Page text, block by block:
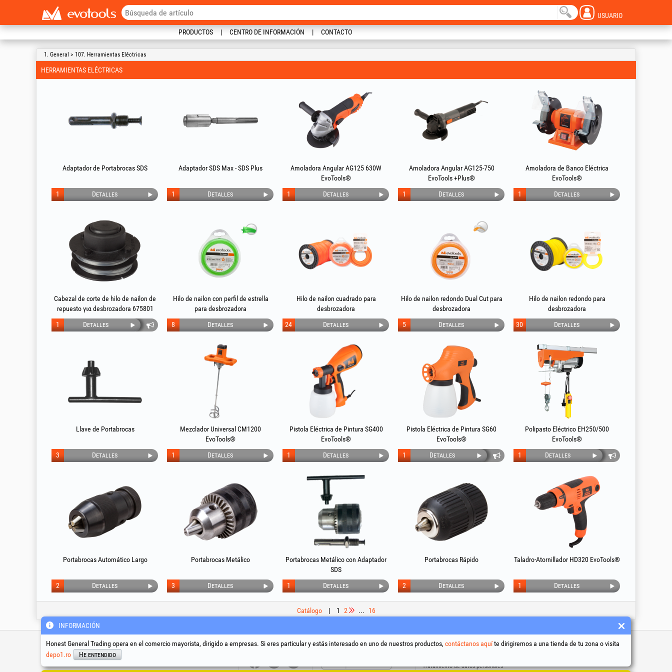
USUARIO
PRODUCTOS CENTRO DE INFORMACIÓN CONTACTO
1. General > 107. Herramientas Eléctricas
HERRAMIENTAS ELÉCTRICAS
Adaptador de Portabrocas SDS
Detalles
1
Adaptador SDS Max - SDS Plus
Detalles
1
Amoladora Angular AG125 630W
EvoTools®
Detalles
1
Amoladora Angular AG125-750
EvoTools +Plus®
Detalles
1
Amoladora de Banco Eléctrica
EvoTools®
Detalles
1
Cabezal de corte de hilo de nailon de
repuesto για desbrozadora 675801
Detalles
1
Hilo de nailon con perfil de estrella
para desbrozadora
Detalles
8
Hilo de nailon cuadrado para
desbrozadora
Detalles
24
Hilo de nailon redondo Dual Cut para
desbrozadora
Detalles
5
Hilo de nailon redondo para
desbrozadora
Detalles
30
Llave de Portabrocas
Detalles
3
Mezclador Universal CM1200
EvoTools®
Detalles
1
Pistola Eléctrica de Pintura SG400
EvoTools®
Detalles
1
Pistola Eléctrica de Pintura SG60
EvoTools®
Detalles
1
Polipasto Eléctrico EH250/500
EvoTools®
Detalles
1
Portabrocas Automático Largo
Detalles
2
Portabrocas Metálico
Detalles
3
Portabrocas Metálico con Adaptador
SDS
Detalles
1
Portabrocas Rápido
Detalles
2
Taladro-Atornillador HD320 EvoTools®
Detalles
1
Catálogo | 1 2 ... 16
Línea de soporte técnico y
servicio
Redes sociales Resolución de litigios Enlaces útiles
Tratamiento de datos personales
INFORMACIÓN
Honest General Trading opera en el comercio mayorista, dirigido a empresas. Si eres particular y estás interesado en uno de nuestros productos, contáctanos aquíte dirigiremos a una tienda de tu zona o visita
depo1.ro
He entendido